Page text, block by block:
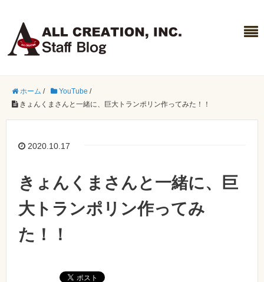
ホーム / YouTube /
きょんくまさんと一緒に、巨大トランポリン作ってみた！！
2020.10.17
きょんくまさんと一緒に、巨
大トランポリン作ってみ
た！！